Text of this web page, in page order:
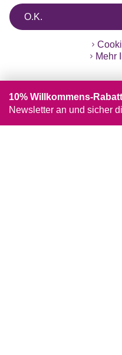
O.K.
Mehr
10% Willkommens-
Newsletter an und sicher